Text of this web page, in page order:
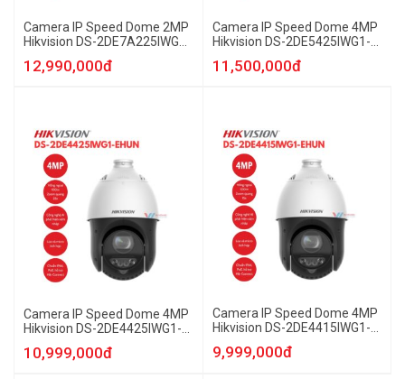
Camera IP Speed Dome 2MP
Hikvision DS-2DE7A225IWG1-
12,990,000đ
Camera IP Speed Dome 4MP
Hikvision DS-2DE5425IWG1-
11,500,000đ
Camera IP Speed Dome 4MP
Hikvision DS-2DE4425IWG1-
10,999,000đ
Camera IP Speed Dome 4MP
Hikvision DS-2DE4415IWG1-
9,999,000đ